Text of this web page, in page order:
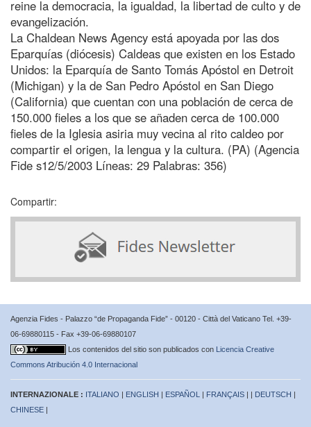
reine la democracia, la igualdad, la libertad de culto y de
evangelización.
La Chaldean News Agency está apoyada por las dos
Eparquías (diócesis) Caldeas que existen en los Estado
Unidos: la Eparquía de Santo Tomás Apóstol en Detroit
(Michigan) y la de San Pedro Apóstol en San Diego
(California) que cuentan con una población de cerca de
150.000 fieles a los que se añaden cerca de 100.000
fieles de la Iglesia asiria muy vecina al rito caldeo por
compartir el origen, la lengua y la cultura. (PA) (Agencia
Fide s12/5/2003 Líneas: 29 Palabras: 356)
Compartir:
Agenzia Fides - Palazzo “de Propaganda Fide” - 00120 - Città del Vaticano Tel. +39-
06-69880115 - Fax +39-06-69880107
Los contenidos del sitio son publicados con Licencia Creative
Commons Atribución 4.0 Internacional
INTERNAZIONALE : ITALIANO | ENGLISH | ESPAÑOL | FRANÇAIS | | DEUTSCH |
CHINESE |